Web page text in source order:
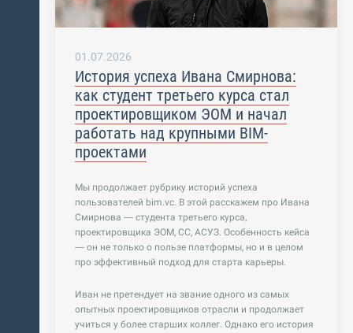
01.07.2026
История успеха Ивана Смирнова:
как студент третьего курса стал
проектировщиком ЭOM и начал
работать над крупными BIM-
проектами
Мы продолжает рубрику историй успеха
пользователей bim.vc. В этой расскажем про Ивана
Смирнова — студента третьего курса,
проектировщика ЭОМ, СС, АСУЗ. Особенность кейса
— он не только о пользе платформы, но и в целом
про эффективный подход для старта карьеры.
Иван не претендует на звание одного из самых
опытных проектировщиков отрасли и продолжает
учиться у более старших коллег. Однако его история